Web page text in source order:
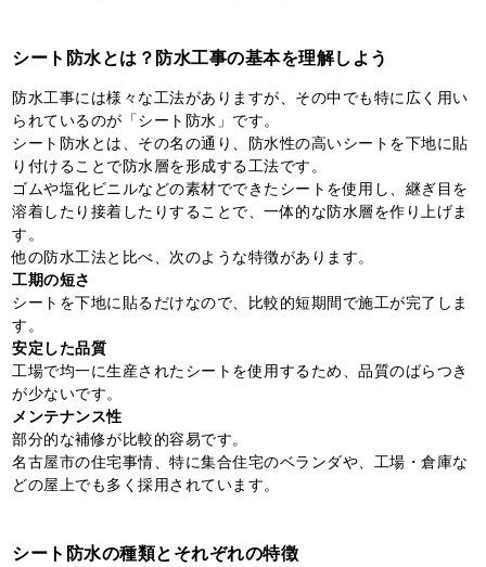
シート防水とは？防水工事の基本を理解しよう
防水工事には様々な工法がありますが、その中でも特に広く用い
られているのが「シート防水」です。
シート防水とは、その名の通り、防水性の高いシートを下地に貼
り付けることで防水層を形成する工法です。
ゴムや塩化ビニルなどの素材でできたシートを使用し、継ぎ目を
溶着したり接着したりすることで、一体的な防水層を作り上げま
す。
他の防水工法と比べ、次のような特徴があります。
工期の短さ
シートを下地に貼るだけなので、比較的短期間で施工が完了しま
す。
安定した品質
工場で均一に生産されたシートを使用するため、品質のばらつき
が少ないです。
メンテナンス性
部分的な補修が比較的容易です。
名古屋市の住宅事情、特に集合住宅のベランダや、工場・倉庫な
どの屋上でも多く採用されています。
シート防水の種類とそれぞれの特徴